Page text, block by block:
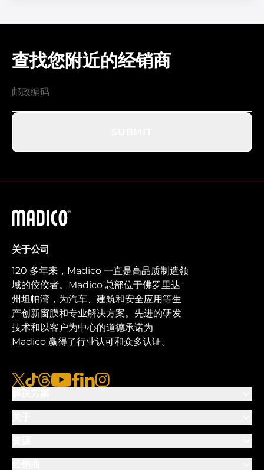
查找您附近的经销商
马迪科
关于公司
120 多年来，Madico 一直是高品质制造领
域的佼佼者。Madico 总部位于佛罗里达
州坦帕湾，为汽车、建筑和安全应用等生
产创新窗膜和专业解决方案。先进的研发
技术和以客户为中心的道德承诺为
Madico 赢得了行业认可和众多认证。